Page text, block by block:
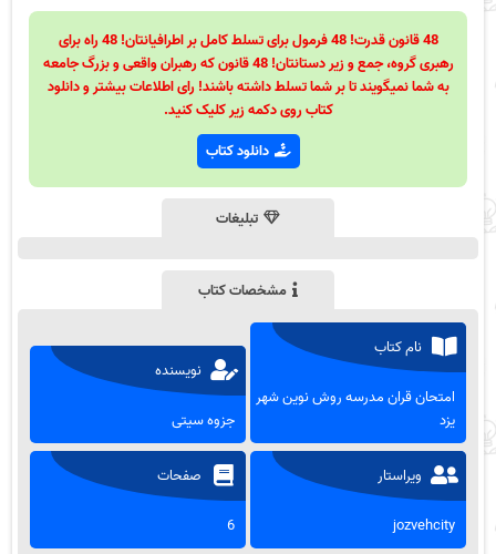
48 قانون قدرت! 48 فرمول برای تسلط کامل بر اطرافیانتان! 48 راه برای
رهبری گروه، جمع و زیر دستانتان! 48 قانون که رهبران واقعی و بزرگ جامعه
به شما نمیگویند تا بر شما تسلط داشته باشند! رای اطلاعات بیشتر و دانلود
کتاب روی دکمه زیر کلیک کنید.
دانلود کتاب
تبلیغات
مشخصات کتاب
نام کتاب
امتحان قران مدرسه روش نوین شهر
یزد
نویسنده
جزوه سیتی
ویراستار
jozvehcity
صفحات
6